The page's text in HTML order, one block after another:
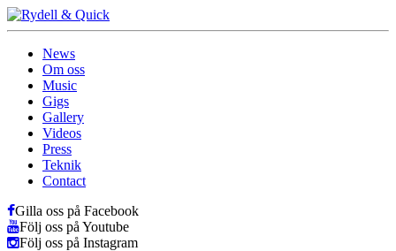
News
Om oss
Music
Gigs
Gallery
Videos
Press
Teknik
Contact
Gilla oss på Facebook
Följ oss på Youtube
Följ oss på Instagram